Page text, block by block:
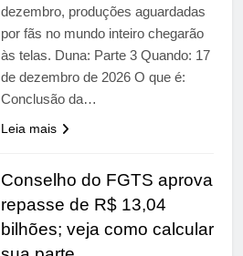
dezembro, produções aguardadas
por fãs no mundo inteiro chegarão
às telas. Duna: Parte 3 Quando: 17
de dezembro de 2026 O que é:
Conclusão da…
Leia mais
Conselho do FGTS aprova
repasse de R$ 13,04
bilhões; veja como calcular